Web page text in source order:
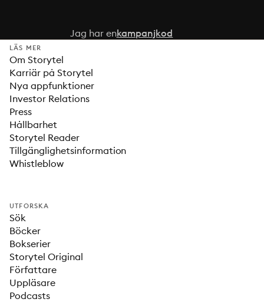
Jag har enkampanjkod
LÄS MER
Om Storytel
Karriär på Storytel
Nya appfunktioner
Investor Relations
Press
Hållbarhet
Storytel Reader
Tillgänglighetsinformation
Whistleblow
UTFORSKA
Sök
Böcker
Bokserier
Storytel Original
Författare
Uppläsare
Podcasts